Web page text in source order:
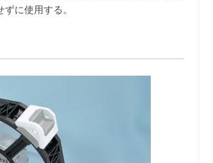
に使用する。